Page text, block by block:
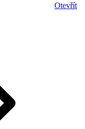
Otevřít